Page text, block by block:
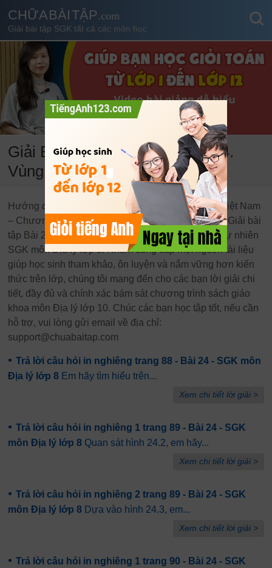
CHỮA BÀI TẬP.com
Giải bài tập SGK tất cả các môn học
Giải Bài tập SGK Địa lý 8 Bài 24.
Vùng biển Việt Nam
Hướng dẫn giải chi tiết bài tập Bài 24. Vùng biển Việt Nam
– Chương: Địa lý tự nhiên SGK môn Địa lý lớp 8 – Giải bài
tập Bài 24. Vùng biển Việt Nam – Chương: Địa lý tự nhiên
SGK môn Địa lý lớp 8. Nhằm cung cấp một nguồn tài liệu
giúp học sinh tham khảo, ôn luyện và nắm vững hơn kiến
thức trên lớp, chúng tôi mang đến cho các bạn lời giải chi
tiết, đầy đủ và chính xác bám sát chương trình sách giáo
khoa môn Địa lý lớp 10. Chúc các bạn học tập tốt, nếu cần
hỗ trợ, vui lòng gửi email về địa chỉ:
support@chuabaitap.com
• Trả lời câu hỏi in nghiêng trang 88 - Bài 24 - SGK môn
Địa lý lớp 8 Em hãy tìm hiểu trên...
Xem chi tiết lời giải >
• Trả lời câu hỏi in nghiêng 1 trang 89 - Bài 24 - SGK
môn Địa lý lớp 8 Quan sát hình 24.2, em hãy...
Xem chi tiết lời giải >
• Trả lời câu hỏi in nghiêng 2 trang 89 - Bài 24 - SGK
môn Địa lý lớp 8 Dựa vào hình 24.3, em...
Xem chi tiết lời giải >
• Trả lời câu hỏi in nghiêng 1 trang 90 - Bài 24 - SGK